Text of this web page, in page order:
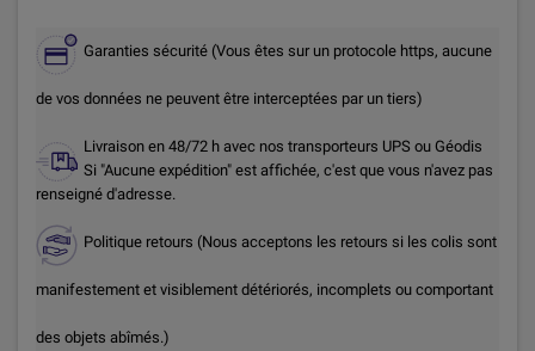
Garanties sécurité (Vous êtes sur un protocole https, aucune
de vos données ne peuvent être interceptées par un tiers)
Livraison en 48/72 h avec nos transporteurs UPS ou Géodis
Si "Aucune expédition" est affichée, c'est que vous n'avez pas
renseigné d'adresse.
Politique retours (Nous acceptons les retours si les colis sont
manifestement et visiblement détériorés, incomplets ou comportant
des objets abîmés.)